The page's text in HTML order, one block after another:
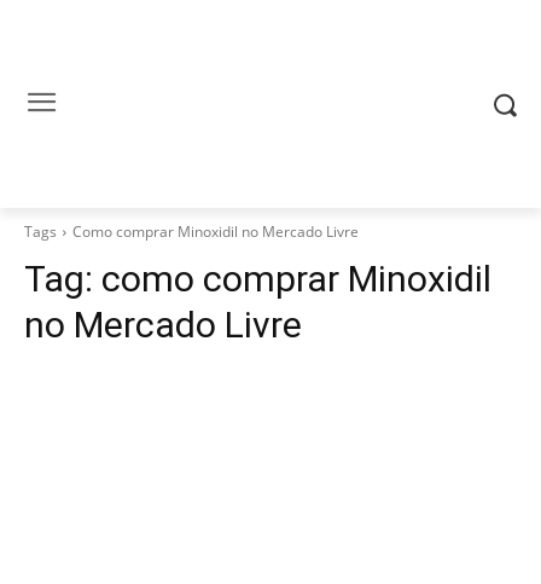
Tags Como comprar Minoxidil no Mercado Livre
Tag: como comprar Minoxidil
no Mercado Livre